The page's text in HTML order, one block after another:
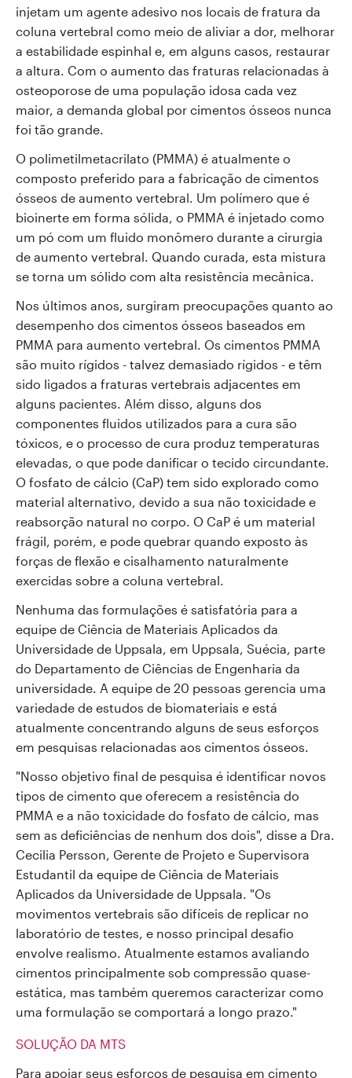
injetam um agente adesivo nos locais de fratura da
coluna vertebral como meio de aliviar a dor, melhorar
a estabilidade espinhal e, em alguns casos, restaurar
a altura. Com o aumento das fraturas relacionadas à
osteoporose de uma população idosa cada vez
maior, a demanda global por cimentos ósseos nunca
foi tão grande.
O polimetilmetacrilato (PMMA) é atualmente o
composto preferido para a fabricação de cimentos
ósseos de aumento vertebral. Um polímero que é
bioinerte em forma sólida, o PMMA é injetado como
um pó com um fluido monômero durante a cirurgia
de aumento vertebral. Quando curada, esta mistura
se torna um sólido com alta resistência mecânica.
Nos últimos anos, surgiram preocupações quanto ao
desempenho dos cimentos ósseos baseados em
PMMA para aumento vertebral. Os cimentos PMMA
são muito rígidos - talvez demasiado rígidos - e têm
sido ligados a fraturas vertebrais adjacentes em
alguns pacientes. Além disso, alguns dos
componentes fluidos utilizados para a cura são
tóxicos, e o processo de cura produz temperaturas
elevadas, o que pode danificar o tecido circundante.
O fosfato de cálcio (CaP) tem sido explorado como
material alternativo, devido a sua não toxicidade e
reabsorção natural no corpo. O CaP é um material
frágil, porém, e pode quebrar quando exposto às
forças de flexão e cisalhamento naturalmente
exercidas sobre a coluna vertebral.
Nenhuma das formulações é satisfatória para a
equipe de Ciência de Materiais Aplicados da
Universidade de Uppsala, em Uppsala, Suécia, parte
do Departamento de Ciências de Engenharia da
universidade. A equipe de 20 pessoas gerencia uma
variedade de estudos de biomateriais e está
atualmente concentrando alguns de seus esforços
em pesquisas relacionadas aos cimentos ósseos.
"Nosso objetivo final de pesquisa é identificar novos
tipos de cimento que oferecem a resistência do
PMMA e a não toxicidade do fosfato de cálcio, mas
sem as deficiências de nenhum dos dois", disse a Dra.
Cecilia Persson, Gerente de Projeto e Supervisora
Estudantil da equipe de Ciência de Materiais
Aplicados da Universidade de Uppsala. "Os
movimentos vertebrais são difíceis de replicar no
laboratório de testes, e nosso principal desafio
envolve realismo. Atualmente estamos avaliando
cimentos principalmente sob compressão quase-
estática, mas também queremos caracterizar como
uma formulação se comportará a longo prazo."
SOLUÇÃO DA MTS
Para apoiar seus esforços de pesquisa em cimento